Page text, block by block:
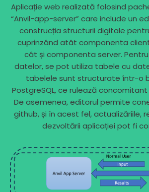
Aplicație web realizată folosind
“Anvil-app-server” care include un
construcția structurii digitale
cuprinzând atât componenta
cât și componenta server.
datelor, se pot utiliza tabele cu
tabelele sunt structurate într-o
PostgreSQL, ce rulează
De asemenea, editorul permite
github, și în acest fel, actualizăriile,
dezvoltării aplicației pot fi